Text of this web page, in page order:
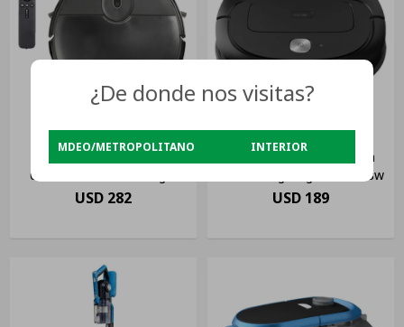
02001 Inalámbrica Negra
55w
USD 282
Aspiradora Robot Enxuta
Aenxrts9ng Negra 220v 18w
USD 189
¿De donde nos visitas?
MDEO/METROPOLITANO INTERIOR